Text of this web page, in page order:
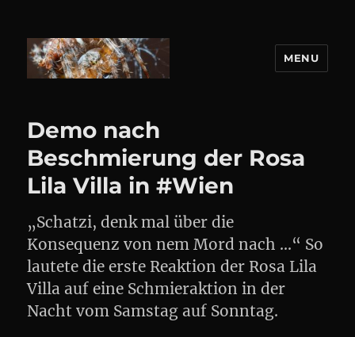
MENU
Demo nach
Beschmierung der Rosa
Lila Villa in #Wien
„Schatzi, denk mal über die
Konsequenz von nem Mord nach …“ So
lautete die erste Reaktion der Rosa Lila
Villa auf eine Schmieraktion in der
Nacht vom Samstag auf Sonntag.